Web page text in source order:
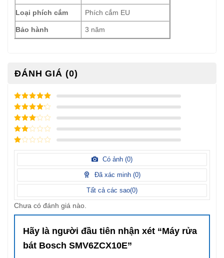
Loại phích cắm Phích cắm EU
Bảo hành 3 năm
ĐÁNH GIÁ (0)
5/ 5 điểm
4/ 5
điểm
3/ 5
điểm
2/
điểm
1
điểm
Có ảnh (0)
Đã xác minh (0)
Tất cả các sao(0)
Chưa có đánh giá nào.
Hãy là người đầu tiên nhận xét “Máy rửa
bát Bosch SMV6ZCX10E”